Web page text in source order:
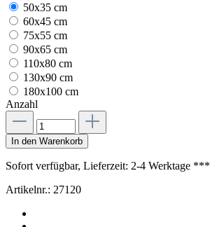
50x35 cm
60x45 cm
75x55 cm
90x65 cm
110x80 cm
130x90 cm
180x100 cm
Anzahl
In den Warenkorb
Sofort verfügbar, Lieferzeit: 2-4 Werktage ***
Artikelnr.: 27120